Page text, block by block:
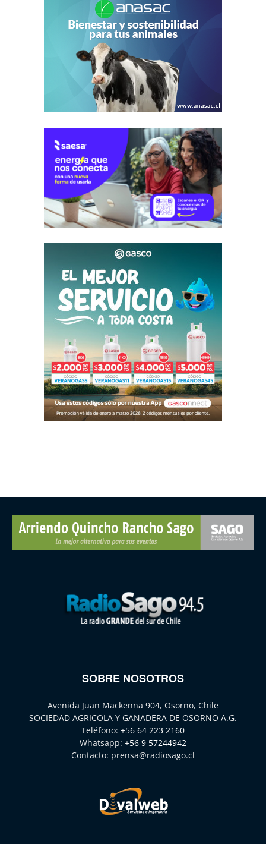
SOBRE NOSOTROS
Avenida Juan Mackenna 904, Osorno, Chile
SOCIEDAD AGRICOLA Y GANADERA DE OSORNO A.G.
Teléfono: +56 64 223 2160
Whatsapp: +56 9 57244942
Contacto: prensa@radiosago.cl